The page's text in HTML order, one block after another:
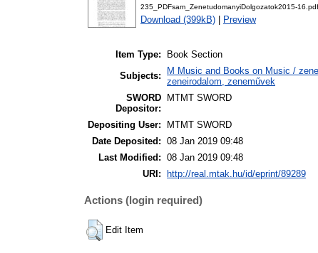
235_PDFsam_ZenetudomanyiDolgozatok2015-16.pdf
Download (399kB) Preview
Item Type:
Book Section
Subjects:
M Music and Books on Music /
zeneirodalom, zeneművek
SWORD
Depositor:
MTMT SWORD
Depositing User:
MTMT SWORD
Date Deposited: 08 Jan 2019 09:48
Last Modified: 08 Jan 2019 09:48
URI:
http://real.mtak.hu/id/eprint/89289
Actions (login required)
Edit Item